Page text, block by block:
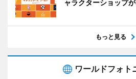
ャラクターショップ
もっと見る
ワールドフォト